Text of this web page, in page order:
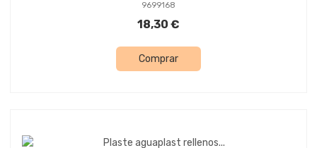
9699168
18,30 €
Comprar